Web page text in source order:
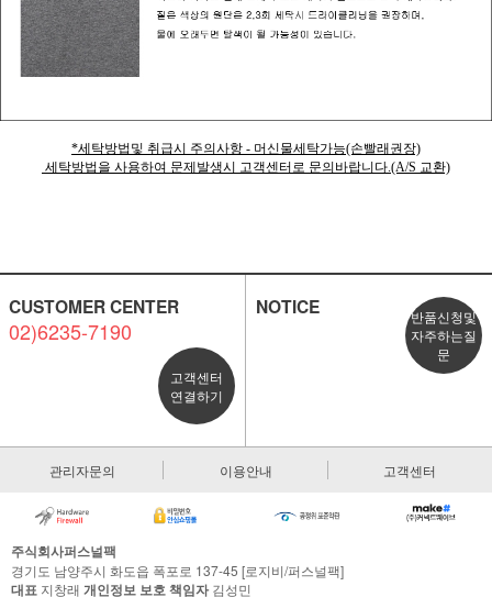
*세탁방법및 취급시 주의사항 - 머신물세탁가능(손빨래권장)
세탁방법을 사용하여 문제발생시 고객센터로 문의바랍니다.(A/S 교환)
CUSTOMER CENTER
02)6235-7190
고객센터
연결하기
NOTICE
반품신청및
자주하는질
문
관리자문의 이용안내 고객센터
주식회사퍼스널팩
경기도 남양주시 화도읍 폭포로 137-45 [로지비/퍼스널팩]
대표 지창래 개인정보 보호 책임자김성민